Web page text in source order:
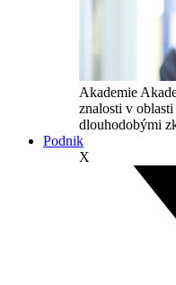
Akademie
znalosti v
dlouhodobými
Podnik
X